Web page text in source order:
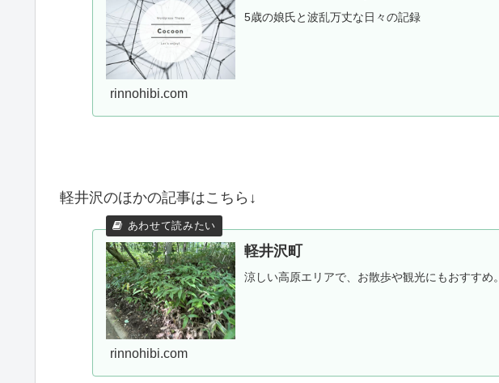
5歳の娘氏と波乱万丈な日々の記録
rinnohibi.com
軽井沢のほかの記事はこちら↓
軽井沢町
涼しい高原エリアで、お散歩や観光にもおすすめ。
rinnohibi.com